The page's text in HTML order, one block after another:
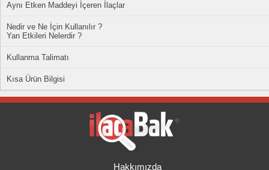
Aynı Etken Maddeyi İçeren İlaçlar
Nedir ve Ne İçin Kullanılır ?
Yan Etkileri Nelerdir ?
Kullanma Talimatı
Kısa Ürün Bilgisi
Hakkımızda